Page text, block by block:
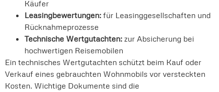
Käufer
Leasingbewertungen: für Leasinggesellschaften und
Rücknahmeprozesse
Technische Wertgutachten: zur Absicherung bei
hochwertigen Reisemobilen
Ein technisches Wertgutachten schützt beim Kauf oder
Verkauf eines gebrauchten Wohnmobils vor versteckten
Kosten. Wichtige Dokumente sind die